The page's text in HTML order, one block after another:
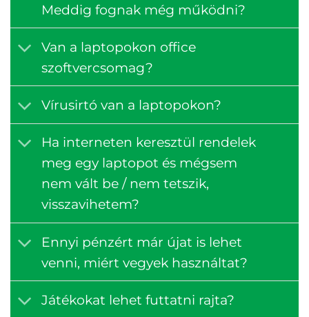
Meddig fognak még működni?
Van a laptopokon office
szoftvercsomag?
Vírusirtó van a laptopokon?
Ha interneten keresztül rendelek
meg egy laptopot és mégsem
nem vált be / nem tetszik,
visszavihetem?
Ennyi pénzért már újat is lehet
venni, miért vegyek használtat?
Játékokat lehet futtatni rajta?